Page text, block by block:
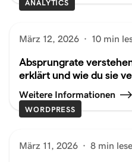
ANALYTICS
März 12, 2026 · 10 min
Absprungrate
erklärt und wie du sie
Weitere Informationen
WORDPRESS
März 11, 2026 · 8 min